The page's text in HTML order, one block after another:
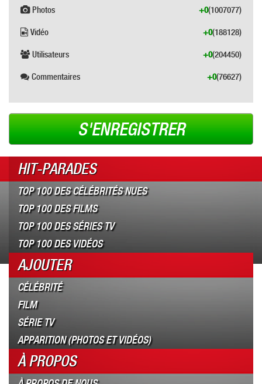
Photos (1007077)
+0
Vidéo (188128)
+0
Utilisateurs (204450)
+0
Commentaires (76627)
+0
S'ENREGISTRER
HIT-PARADES
TOP 100 DES CÉLÉBRITÉS NUES
TOP 100 DES FILMS
TOP 100 DES SÉRIES TV
TOP 100 DES VIDÉOS
AJOUTER
CÉLÉBRITÉ
FILM
SÉRIE TV
APPARITION (PHOTOS ET VIDÉOS)
À PROPOS